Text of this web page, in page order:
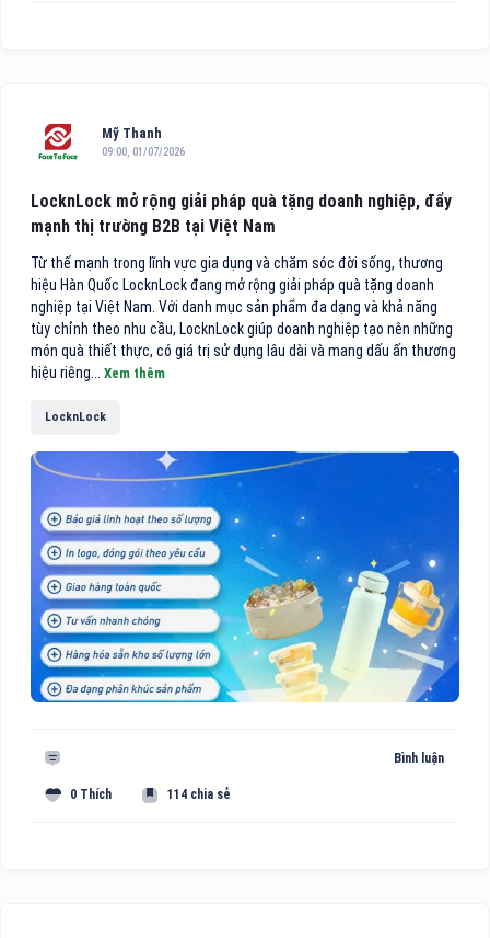
Mỹ Thanh
09:00, 01/07/2026
LocknLock mở rộng giải pháp quà tặng doanh nghiệp, đẩy
mạnh thị trường B2B tại Việt Nam
Từ thế mạnh trong lĩnh vực gia dụng và chăm sóc đời sống, thương
hiệu Hàn Quốc LocknLock đang mở rộng giải pháp quà tặng doanh
nghiệp tại Việt Nam. Với danh mục sản phẩm đa dạng và khả năng
tùy chỉnh theo nhu cầu, LocknLock giúp doanh nghiệp tạo nên những
món quà thiết thực, có giá trị sử dụng lâu dài và mang dấu ấn thương
hiệu riêng... Xem thêm
LocknLock
Bình luận
0 Thích 114 chia sẻ